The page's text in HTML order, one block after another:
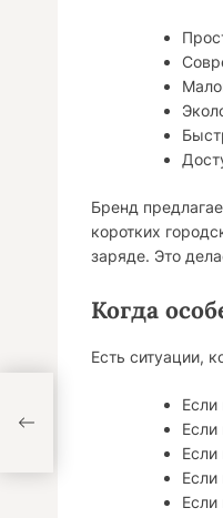
Бренд
коротких
заряде. Это
Когда
Есть ситуации,
Если
Если
Если
Если